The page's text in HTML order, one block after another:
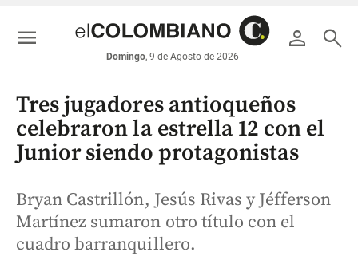
económicos
Colombia
person search
Domingo, 9 de Agosto de 2026
menu
Tres jugadores antioqueños
celebraron la estrella 12 con el
Junior siendo protagonistas
Bryan Castrillón, Jesús Rivas y Jéfferson
Martínez sumaron otro título con el
cuadro barranquillero.